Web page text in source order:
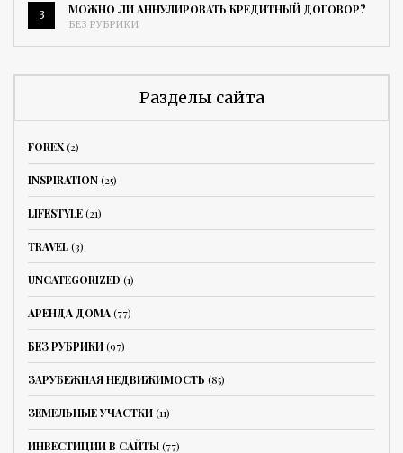
3 МОЖНО ЛИ АННУЛИРОВАТЬ КРЕДИТНЫЙ ДОГОВОР?
БЕЗ РУБРИКИ
Разделы сайта
FOREX(2)
INSPIRATION(25)
LIFESTYLE(21)
TRAVEL(3)
UNCATEGORIZED (1)
АРЕНДА ДОМА(77)
БЕЗ РУБРИКИ(97)
ЗАРУБЕЖНАЯ НЕДВИЖИМОСТЬ (85)
ЗЕМЕЛЬНЫЕ УЧАСТКИ(11)
ИНВЕСТИЦИИ В САЙТЫ(77)